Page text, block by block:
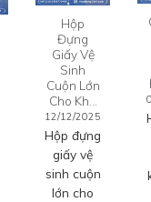
Hộp
Đựng
Giấy Vệ
Sinh
Cuộn Lớn
Cho Kh…
12/12/2025
Hộp đựng
giấy vệ
sinh cuộn
lớn cho